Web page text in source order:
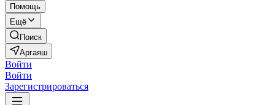
Помощь
Ещё
Поиск
Аргаяш
Войти
Войти
Зарегистрироваться